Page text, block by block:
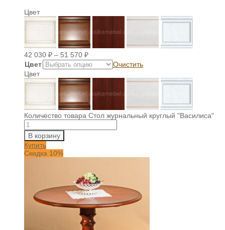
Цвет
42 030 ₽ – 51 570 ₽
Цвет
Очистить
Цвет
Количество товара Стол журнальный круглый "Василиса"
В корзину
Купить
Скидка 10%